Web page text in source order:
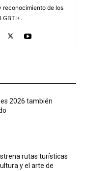
reconocimiento de los
2026 también
rutas turísticas
y el arte de